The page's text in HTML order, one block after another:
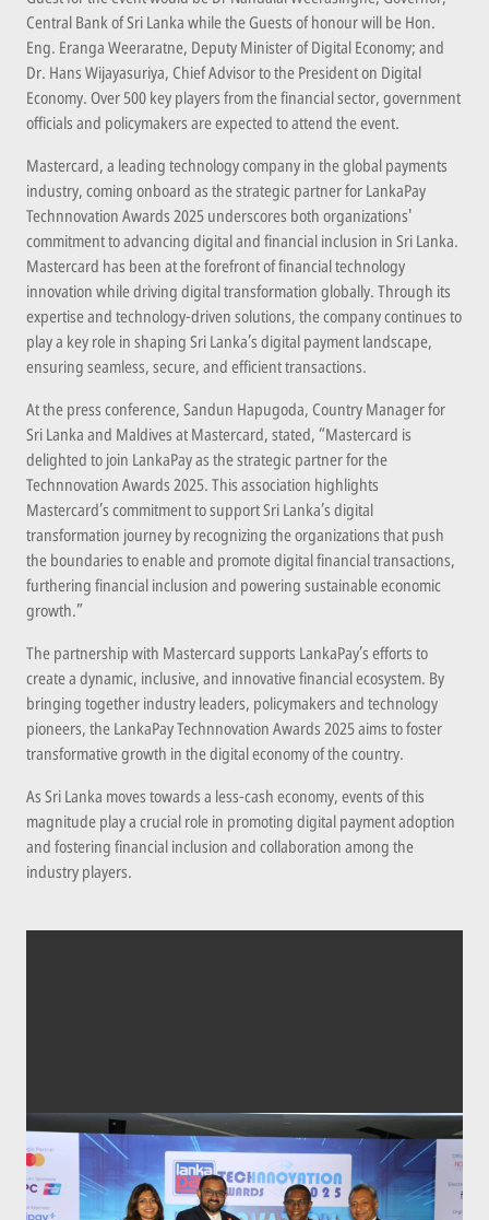
Central Bank of Sri Lanka while the Guests of honour will be Hon.
Eng. Eranga Weeraratne, Deputy Minister of Digital Economy; and
Dr. Hans Wijayasuriya, Chief Advisor to the President on Digital
Economy. Over 500 key players from the financial sector, government
officials and policymakers are expected to attend the event.
Mastercard, a leading technology company in the global payments
industry, coming onboard as the strategic partner for LankaPay
Technnovation Awards 2025 underscores both organizations'
commitment to advancing digital and financial inclusion in Sri Lanka.
Mastercard has been at the forefront of financial technology
innovation while driving digital transformation globally. Through its
expertise and technology-driven solutions, the company continues to
play a key role in shaping Sri Lanka’s digital payment landscape,
ensuring seamless, secure, and efficient transactions.
At the press conference, Sandun Hapugoda, Country Manager for
Sri Lanka and Maldives at Mastercard, stated, “Mastercard is
delighted to join LankaPay as the strategic partner for the
Technnovation Awards 2025. This association highlights
Mastercard’s commitment to support Sri Lanka’s digital
transformation journey by recognizing the organizations that push
the boundaries to enable and promote digital financial transactions,
furthering financial inclusion and powering sustainable economic
growth.”
The partnership with Mastercard supports LankaPay’s efforts to
create a dynamic, inclusive, and innovative financial ecosystem. By
bringing together industry leaders, policymakers and technology
pioneers, the LankaPay Technnovation Awards 2025 aims to foster
transformative growth in the digital economy of the country.
As Sri Lanka moves towards a less-cash economy, events of this
magnitude play a crucial role in promoting digital payment adoption
and fostering financial inclusion and collaboration among the
industry players.